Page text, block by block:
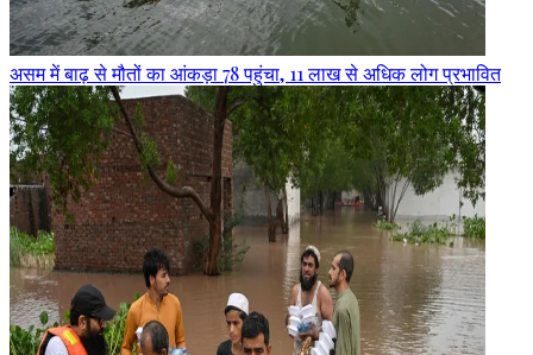
असम में बाढ़ से मौतों का आंकड़ा 78 पहुंचा, 11 लाख से अधिक लोग प्रभावित